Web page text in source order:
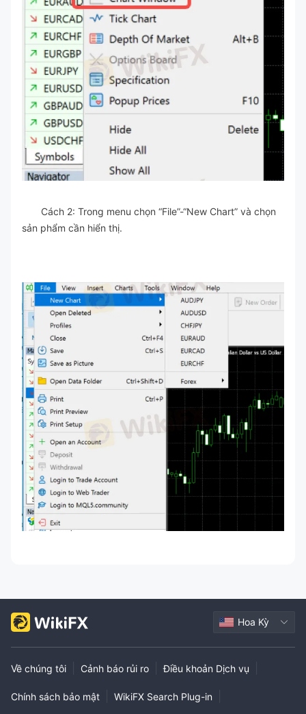
Cách 2: Trong menu chọn “File”-“New Chart” và chọn
sản phẩm cần hiển thị.
Hoa Kỳ
Về chúng tôi Cảnh báo rủi ro Điều khoản Dịch vụ
Chính sách bảo mật WikiFX Search Plug-in